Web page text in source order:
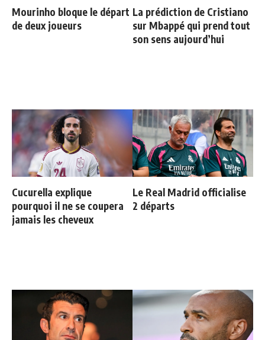
Mourinho bloque le départ
de deux joueurs
La prédiction de Cristiano
sur Mbappé qui prend tout
son sens aujourd’hui
Cucurella explique
pourquoi il ne se coupera
jamais les cheveux
Le Real Madrid officialise
2 départs